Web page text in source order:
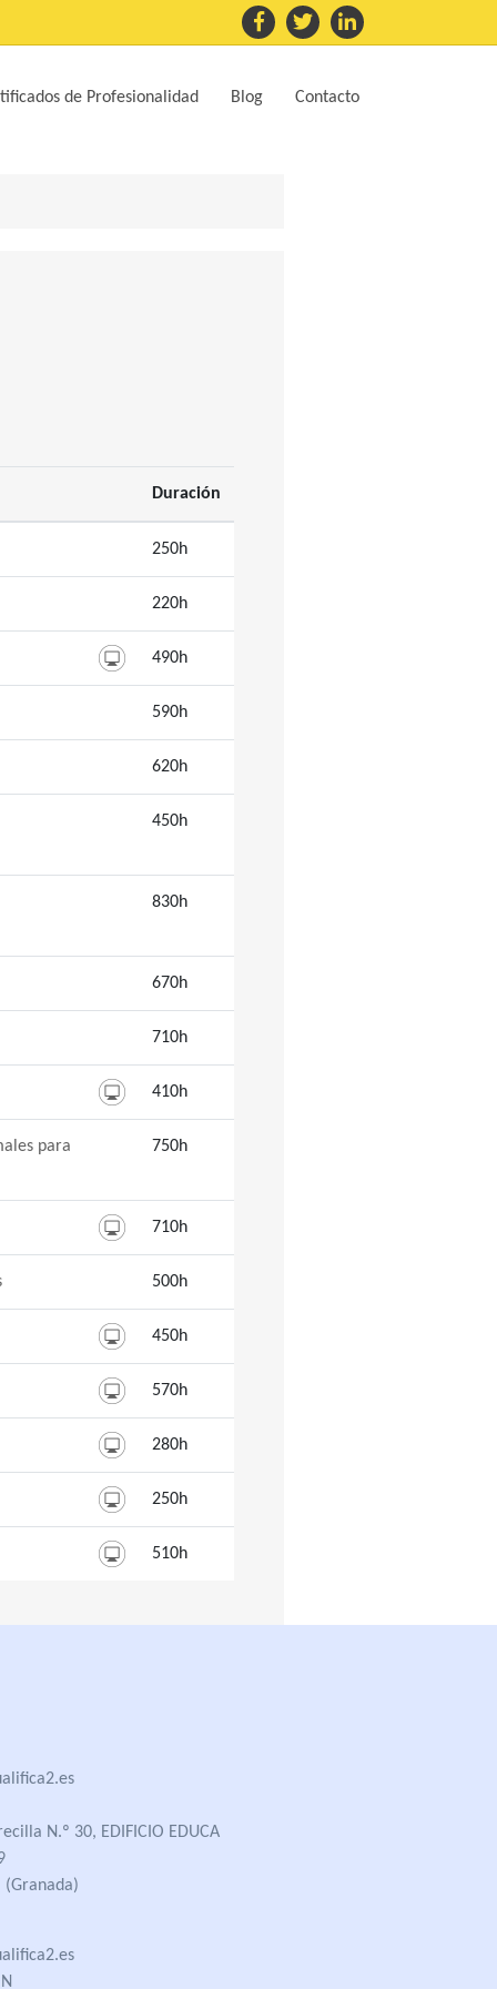
de Profesionalidad Blog Contacto
Duración
250h
220h
490h
590h
620h
450h
830h
670h
710h
410h
para 750h
710h
500h
450h
570h
280h
250h
510h
N.º 30, EDIFICIO EDUCA